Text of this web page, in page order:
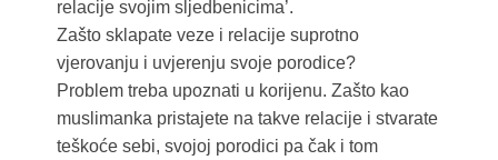
relacije svojim sljedbenicima’.
Zašto sklapate veze i relacije suprotno
vjerovanju i uvjerenju svoje porodice?
Problem treba upoznati u korijenu. Zašto kao
muslimanka pristajete na takve relacije i stvarate
teškoće sebi, svojoj porodici pa čak i tom